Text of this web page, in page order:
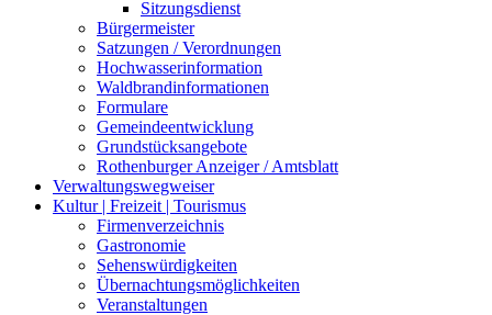
Sitzungsdienst
Bürgermeister
Satzungen / Verordnungen
Hochwasserinformation
Waldbrandinformationen
Formulare
Gemeindeentwicklung
Grundstücksangebote
Rothenburger Anzeiger / Amtsblatt
Verwaltungswegweiser
Kultur | Freizeit | Tourismus
Firmenverzeichnis
Gastronomie
Sehenswürdigkeiten
Übernachtungsmöglichkeiten
Veranstaltungen